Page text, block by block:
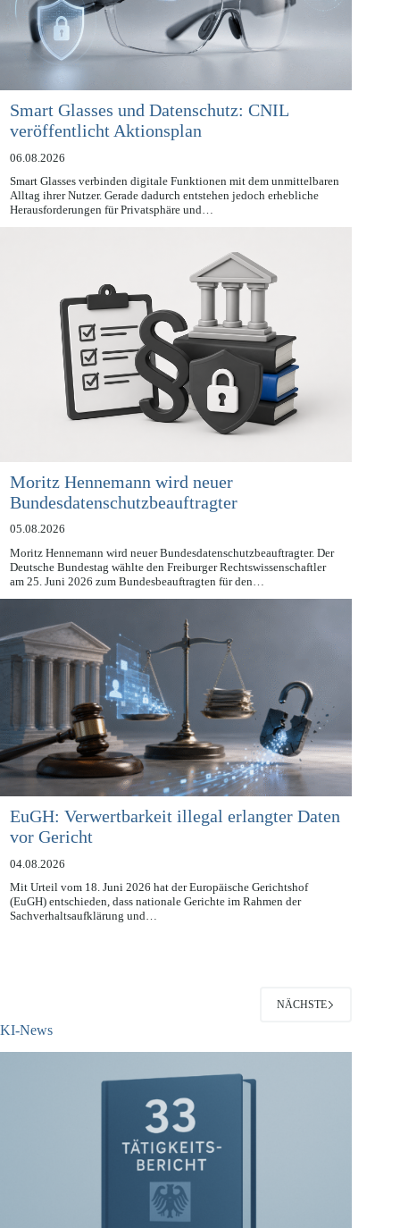
Smart Glasses und Datenschutz: CNIL
veröffentlicht Aktionsplan
06.08.2026
Smart Glasses verbinden digitale Funktionen mit dem unmittelbaren
Alltag ihrer Nutzer. Gerade dadurch entstehen jedoch erhebliche
Herausforderungen für Privatsphäre und…
Moritz Hennemann wird neuer
Bundesdatenschutzbeauftragter
05.08.2026
Moritz Hennemann wird neuer Bundesdatenschutzbeauftragter. Der
Deutsche Bundestag wählte den Freiburger Rechtswissenschaftler
am 25. Juni 2026 zum Bundesbeauftragten für den…
EuGH: Verwertbarkeit illegal erlangter Daten
vor Gericht
04.08.2026
Mit Urteil vom 18. Juni 2026 hat der Europäische Gerichtshof
(EuGH) entschieden, dass nationale Gerichte im Rahmen der
KI-News